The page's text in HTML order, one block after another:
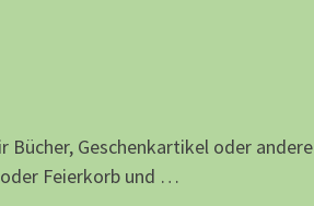
Geschenkartikel oder andere
Feierkorb und …